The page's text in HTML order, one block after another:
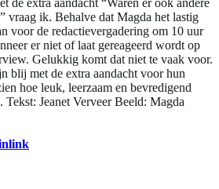
vraag ik. Behalve dat Magda het lastig
voor de redactievergadering om 10 uur
er niet of laat gereageerd wordt op
Gelukkig komt dat niet te vaak voor.
blij met de extra aandacht voor hun
hoe leuk, leerzaam en bevredigend
Jeanet Verveer Beeld: Magda